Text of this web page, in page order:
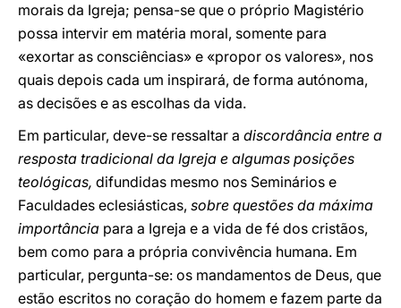
morais da Igreja; pensa-se que o próprio Magistério
possa intervir em matéria moral, somente para
«exortar as consciências» e «propor os valores», nos
quais depois cada um inspirará, de forma autónoma,
as decisões e as escolhas da vida.
Em particular, deve-se ressaltar a discordância entre a
resposta tradicional da Igreja e algumas posições
teológicas, difundidas mesmo nos Seminários e
Faculdades eclesiásticas, sobre questões da máxima
importância para a Igreja e a vida de fé dos cristãos,
bem como para a própria convivência humana. Em
particular, pergunta-se: os mandamentos de Deus, que
estão escritos no coração do homem e fazem parte da